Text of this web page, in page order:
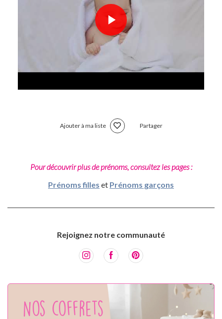
Ajouter à ma liste Partager
Pour découvrir plus de prénoms, consultez les pages :
Prénoms filles et Prénoms garçons
Rejoignez notre communauté
Nos coffrets